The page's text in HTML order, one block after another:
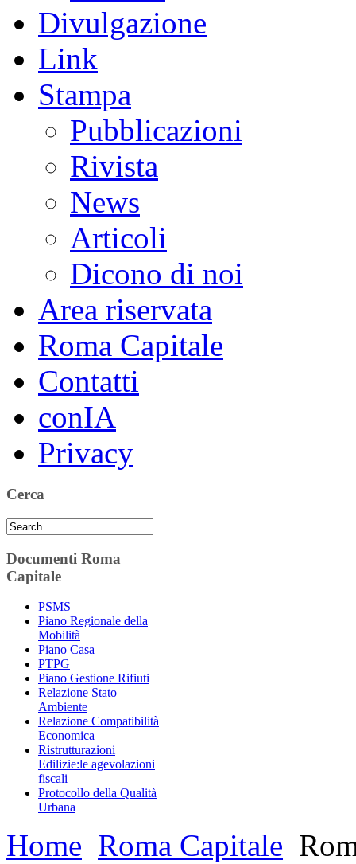
Divulgazione
Link
Stampa
Pubblicazioni
Rivista
News
Articoli
Dicono di noi
Area riservata
Roma Capitale
Contatti
conIA
Privacy
Cerca
Documenti Roma
Capitale
PSMS
Piano Regionale della
Mobilità
Piano Casa
PTPG
Piano Gestione Rifiuti
Relazione Stato
Ambiente
Relazione Compatibilità
Economica
Ristrutturazioni
Edilizie:le agevolazioni
fiscali
Protocollo della Qualità
Urbana
Home Roma Capitale